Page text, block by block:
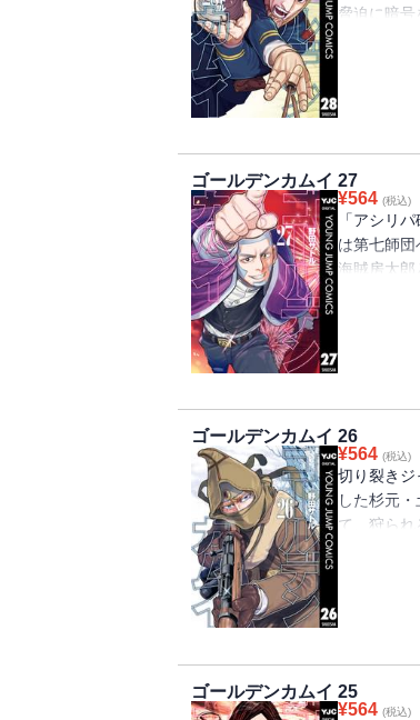
脅迫に暗
争奪戦は
ゴールデンカムイ 27
¥564 (税込)
「アシリ
は第七師団
海賊房太
が始まる
ゴールデンカムイ 26
¥564 (税込)
切り裂き
した杉元
て、狩ら
の目的は
ゴールデンカムイ 25
¥564 (税込)